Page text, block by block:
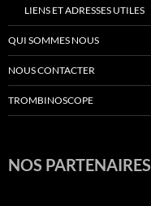
LIENS ET ADRESSES UTILES
QUI SOMMES NOUS
NOUS CONTACTER
TROMBINOSCOPE
NOS PARTENAIRES